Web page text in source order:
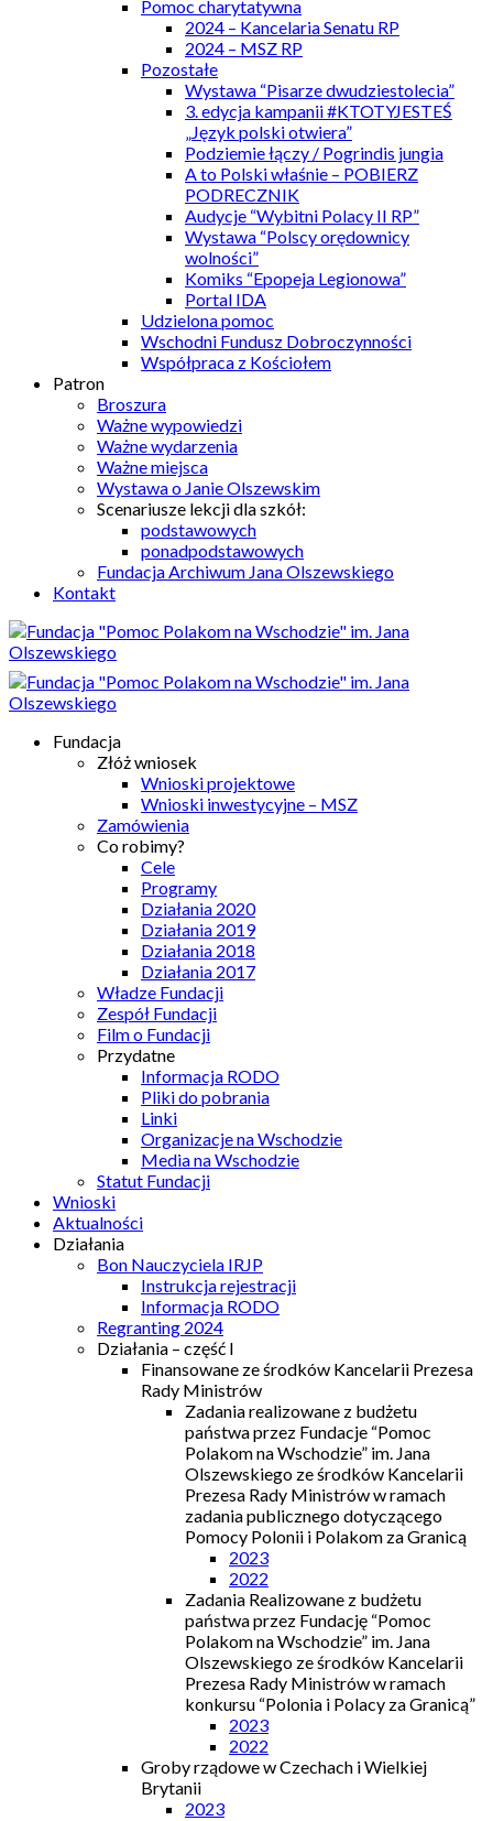
Pomoc charytatywna
2024 – Kancelaria Senatu RP
2024 – MSZ RP
Pozostałe
Wystawa “Pisarze dwudziestolecia”
3. edycja kampanii #KTOTYJESTEŚ
„Język polski otwiera”
Podziemie łączy / Pogrindis jungia
A to Polski właśnie – POBIERZ
PODRECZNIK
Audycje “Wybitni Polacy II RP”
Wystawa “Polscy orędownicy
wolności”
Komiks “Epopeja Legionowa”
Portal IDA
Udzielona pomoc
Wschodni Fundusz Dobroczynności
Współpraca z Kościołem
Patron
Broszura
Ważne wypowiedzi
Ważne wydarzenia
Ważne miejsca
Wystawa o Janie Olszewskim
Scenariusze lekcji dla szkół:
podstawowych
ponadpodstawowych
Fundacja Archiwum Jana Olszewskiego
Kontakt
Fundacja
Złóż wniosek
Wnioski projektowe
Wnioski inwestycyjne – MSZ
Zamówienia
Co robimy?
Cele
Programy
Działania 2020
Działania 2019
Działania 2018
Działania 2017
Władze Fundacji
Zespół Fundacji
Film o Fundacji
Przydatne
Informacja RODO
Pliki do pobrania
Linki
Organizacje na Wschodzie
Media na Wschodzie
Statut Fundacji
Wnioski
Aktualności
Działania
Bon Nauczyciela IRJP
Instrukcja rejestracji
Informacja RODO
Regranting 2024
Działania – część I
Finansowane ze środków Kancelarii Prezesa
Rady Ministrów
Zadania realizowane z budżetu
państwa przez Fundacje “Pomoc
Polakom na Wschodzie” im. Jana
Olszewskiego ze środków Kancelarii
Prezesa Rady Ministrów w ramach
zadania publicznego dotyczącego
Pomocy Polonii i Polakom za Granicą
2023
2022
Zadania Realizowane z budżetu
państwa przez Fundację “Pomoc
Polakom na Wschodzie” im. Jana
Olszewskiego ze środków Kancelarii
Prezesa Rady Ministrów w ramach
konkursu “Polonia i Polacy za Granicą”
2023
2022
Groby rządowe w Czechach i Wielkiej
Brytanii
2023